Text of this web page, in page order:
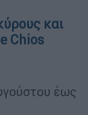
και
Chios
έως